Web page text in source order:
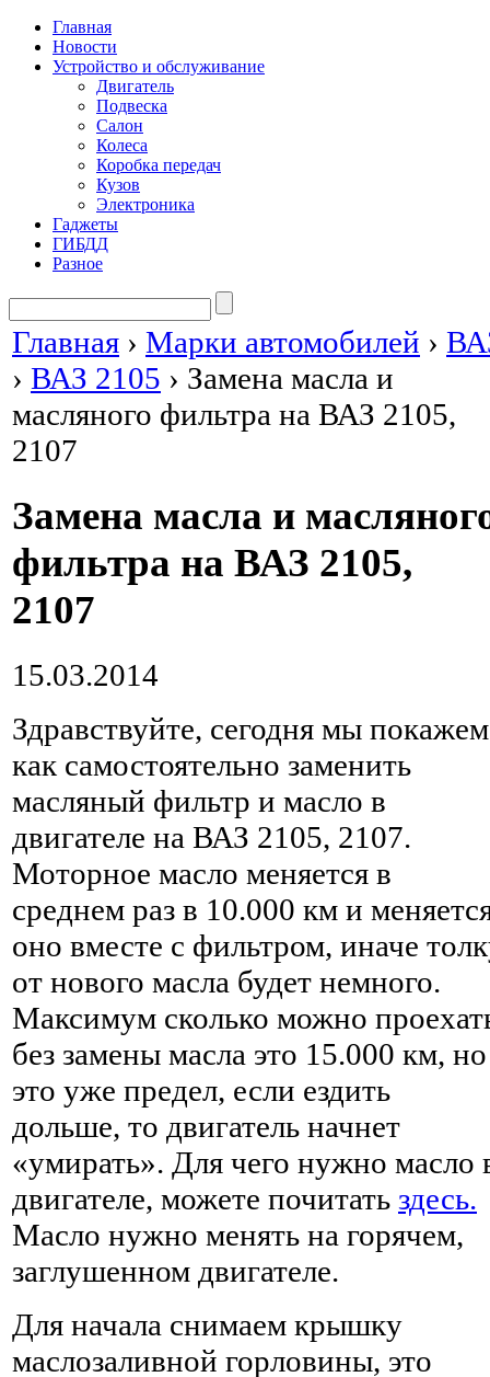
Главная
Новости
Устройство и обслуживание
Двигатель
Подвеска
Салон
Колеса
Коробка передач
Кузов
Электроника
Гаджеты
ГИБДД
Разное
Главная › Марки автомобилей ›
› ВАЗ 2105 › Замена масла и
масляного фильтра на ВАЗ 2105,
2107
Замена масла и
фильтра на ВАЗ 2105,
2107
15.03.2014
Здравствуйте, сегодня мы
как самостоятельно заменить
масляный фильтр и масло в
двигателе на ВАЗ 2105, 2107.
Моторное масло меняется в
среднем раз в 10.000 км и
оно вместе с фильтром, иначе
от нового масла будет немного.
Максимум сколько можно
без замены масла это 15.000 км, но
это уже предел, если ездить
дольше, то двигатель начнет
«умирать». Для чего нужно масло
двигателе, можете почитать здесь.
Масло нужно менять на горячем,
заглушенном двигателе.
Для начала снимаем крышку
маслозаливной горловины, это